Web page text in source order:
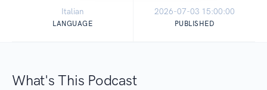
Italian
LANGUAGE
2026-07-03 15:00:00
PUBLISHED
What's This Podcast